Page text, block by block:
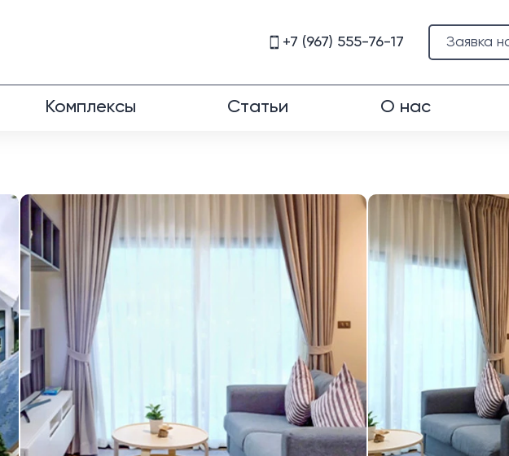
Заявка
+7 (967) 555-76-17
Комплексы Статьи О нас